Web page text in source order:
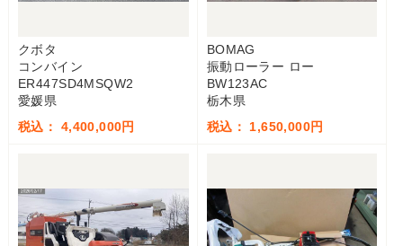
クボタ
コンバイン
ER447SD4MSQW2
愛媛県
税込： 4,400,000円
BOMAG
振動ローラー ロー
BW123AC
栃木県
税込： 1,650,000円